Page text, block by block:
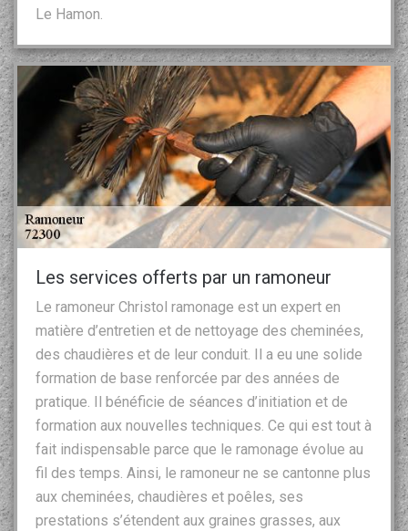
Le Hamon.
Les services offerts par un ramoneur
Le ramoneur Christol ramonage est un expert en
matière d’entretien et de nettoyage des cheminées,
des chaudières et de leur conduit. Il a eu une solide
formation de base renforcée par des années de
pratique. Il bénéficie de séances d’initiation et de
formation aux nouvelles techniques. Ce qui est tout à
fait indispensable parce que le ramonage évolue au
fil des temps. Ainsi, le ramoneur ne se cantonne plus
aux cheminées, chaudières et poêles, ses
prestations s’étendent aux graines grasses, aux